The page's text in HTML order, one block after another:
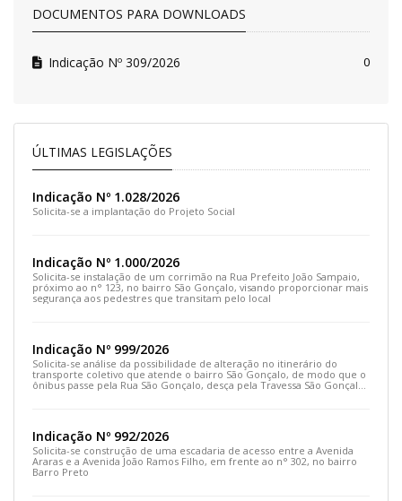
DOCUMENTOS PARA DOWNLOADS
Indicação Nº 309/2026 0
ÚLTIMAS LEGISLAÇÕES
Indicação Nº 1.028/2026
Solicita-se a implantação do Projeto Social
Indicação Nº 1.000/2026
Solicita-se instalação de um corrimão na Rua Prefeito João Sampaio,
próximo ao n° 123, no bairro São Gonçalo, visando proporcionar mais
segurança aos pedestres que transitam pelo local
Indicação Nº 999/2026
Solicita-se análise da possibilidade de alteração no itinerário do
transporte coletivo que atende o bairro São Gonçalo, de modo que o
ônibus passe pela Rua São Gonçalo, desça pela Travessa São Gonçalo
Indicação Nº 992/2026
Solicita-se construção de uma escadaria de acesso entre a Avenida
Araras e a Avenida João Ramos Filho, em frente ao n° 302, no bairro
Barro Preto